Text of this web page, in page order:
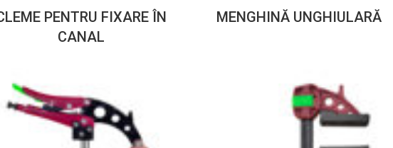
PENTRU FIXARE ÎN
CANAL
MENGHINĂ UNGHIULARĂ